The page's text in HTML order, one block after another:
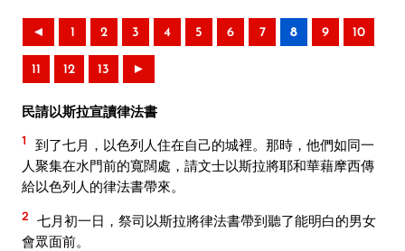
◄ 1 2 3 4 5 6 7 8 9 10
11 12 13 ►
民請以斯拉宣讀律法書
1
到了七月，以色列人住在自己的城裡。那時，他們如同一
人聚集在水門前的寬闊處，請文士以斯拉將耶和華藉摩西傳
給以色列人的律法書帶來。
2 七月初一日，祭司以斯拉將律法書帶到聽了能明白的男女
會眾面前。